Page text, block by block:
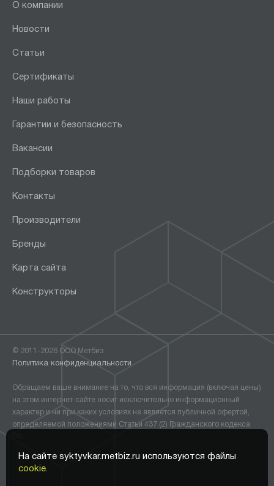
На сайте syktyvkar.metbiz.ru используются файлы
cookie.
О компании
Новости
Статьи
Сертификаты
Наши работы
Гарантии и безопасность
Вакансии
Подборки товаров
Контакты
Производители
Бренды
Карта сайта
Конструкторы
© 2011-2026 ООО Метбиз
Политика конфиденциальности
Обращаем ваше внимание на то, что вся информация (включая цены)
на этом интернет-сайте носит исключительно информационный
характер и ни при каких условиях не является публичной офертой,
определяемой положениями Статьи 437 (2) Гражданского кодекса